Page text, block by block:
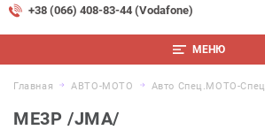
+38 (066) 408-83-44 (Vodafone)
МЕНЮ
Главная АВТО-МОТО Авто Спец.MOTO-Спец
ME3P /JMA/